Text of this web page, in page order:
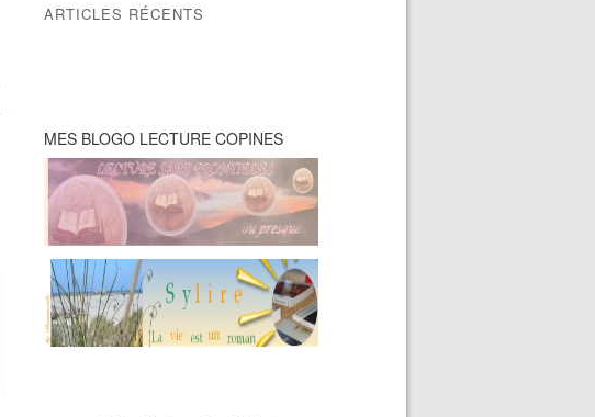
ARTICLES RÉCENTS
MES BLOGO LECTURE COPINES